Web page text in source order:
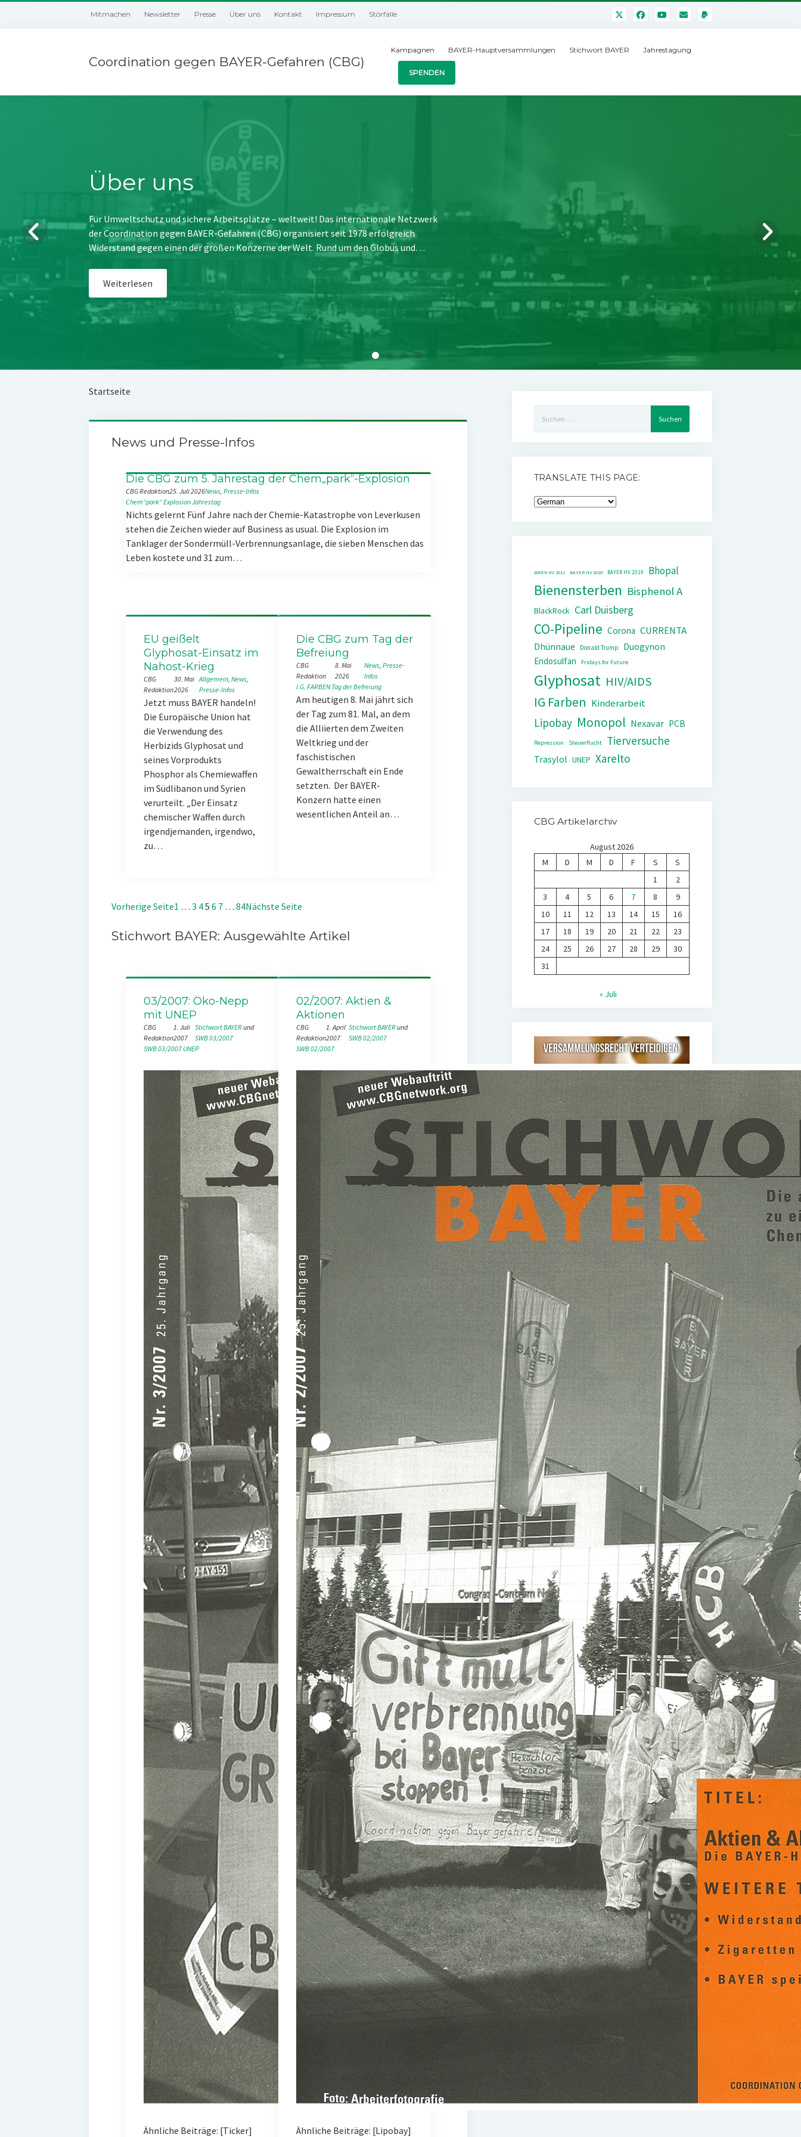
Mitmachen Newsletter Presse Über uns Kontakt Impressum Störfälle
Coordination gegen BAYER-Gefahren (CBG)
Kampagnen BAYER-Hauptversammlungen Stichwort BAYER Jahrestagung
SPENDEN
Über uns
Für Umweltschutz und sichere Arbeitsplätze – weltweit! Das internationale Netzwerk
der Coordination gegen BAYER-Gefahren (CBG) organisiert seit 1978 erfolgreich
Widerstand gegen einen der großen Konzerne der Welt. Rund um den Globus und…
Weiterlesen
Startseite
News und Presse-Infos
Die CBG zum 5. Jahrestag der Chem„park“-Explosion
CBG Redaktion25. Juli 2026News, Presse-Infos
Chem“park“ExplosionJahrestag
Nichts gelernt Fünf Jahre nach der Chemie-Katastrophe von Leverkusen
stehen die Zeichen wieder auf Business as usual. Die Explosion im
Tanklager der Sondermüll-Verbrennungsanlage, die sieben Menschen das
Leben kostete und 31 zum…
EU geißelt
Glyphosat-Einsatz im
Nahost-Krieg
CBG
Redaktion
30. Mai
2026
Allgemein, News
Presse-Infos
Jetzt muss BAYER handeln!
Die Europäische Union hat
die Verwendung des
Herbizids Glyphosat und
seines Vorprodukts
Phosphor als Chemiewaffen
im Südlibanon und Syrien
verurteilt. „Der Einsatz
chemischer Waffen durch
irgendjemanden, irgendwo,
zu…
Die CBG zum Tag der
Befreiung
CBG
Redaktion
8. Mai
2026
News, Presse-
Infos
I.G. FARBEN Tag der Befreiung
Am heutigen 8. Mai jährt sich
der Tag zum 81. Mal, an dem
die Alliierten dem Zweiten
Weltkrieg und der
faschistischen
Gewaltherrschaft ein Ende
setzten. Der BAYER-
Konzern hatte einen
wesentlichen Anteil an…
Vorherige Seite1 … 3 45 6 7 … 84Nächste Seite
Stichwort BAYER: Ausgewählte Artikel
03/2007: Öko-Nepp
mit UNEP
CBG
Redaktion
1. Juli
2007
Stichwort BAYER
und
SWB 03/2007
SWB 03/2007 UNEP
Ähnliche Beiträge: [Ticker]
02/2007: Aktien &
Aktionen
CBG
Redaktion
1. April
2007
Stichwort BAYER
und
SWB 02/2007
SWB 02/2007
Ähnliche Beiträge: [Lipobay]
nach:
TRANSLATE THIS PAGE:
BAYER HV 2011 BAYER HV 2018 BAYER HV 2019 Bhopal
Bienensterben Bisphenol A
BlackRock Carl Duisberg
CO-Pipeline Corona CURRENTA
Dhünnaue Donald Trump
Duogynon
Endosulfan
Fridays for Future
Glyphosat HIV/AIDS
IG Farben Kinderarbeit
Lipobay Monopol Nexavar PCB
Repression Steuerflucht Tierversuche
Trasylol UNEP Xarelto
CBG Artikelarchiv
August 2026
M
D M D F S
S
1
2
3
4 5 6 7 8
9
10
11 12 13 14 15
16
17
18 19 20 21 22
23
24
25 26 27 28 29
30
31
« Juli